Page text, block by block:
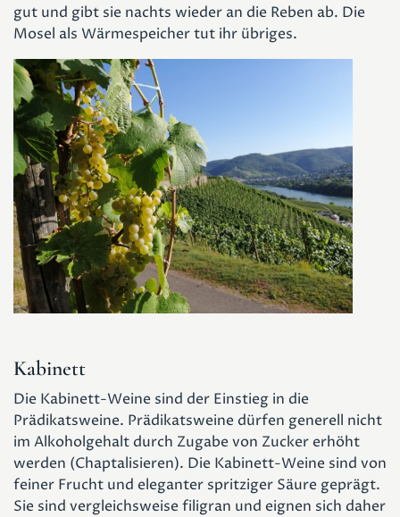
gut und gibt sie nachts wieder an die Reben ab. Die
Mosel als Wärmespeicher tut ihr übriges.
Kabinett
Die Kabinett-Weine sind der Einstieg in die
Prädikatsweine. Prädikatsweine dürfen generell nicht
im Alkoholgehalt durch Zugabe von Zucker erhöht
werden (Chaptalisieren). Die Kabinett-Weine sind von
feiner Frucht und eleganter spritziger Säure geprägt.
Sie sind vergleichsweise filigran und eignen sich daher